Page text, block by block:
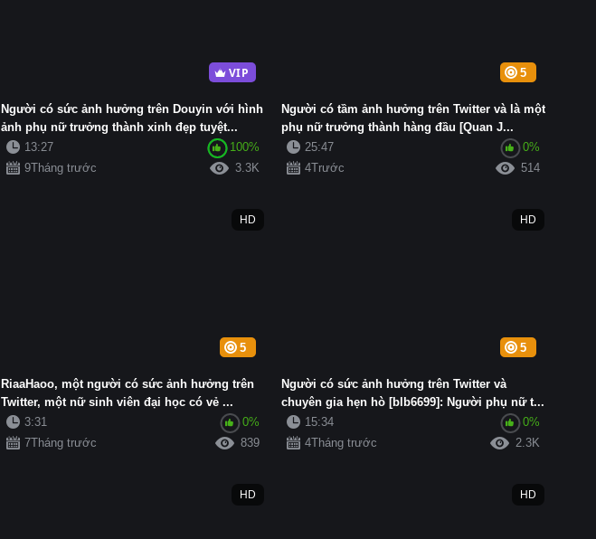
VIP
Người có sức ảnh hưởng trên Douyin với hình
ảnh phụ nữ trưởng thành xinh đẹp tuyệt...
13:27
100%
9Tháng trước
3.3K
5
Người có tầm ảnh hưởng trên Twitter và là một
phụ nữ trưởng thành hàng đầu [Quan J...
25:47
0%
4Trước
514
5
HD
RiaaHaoo, một người có sức ảnh hưởng trên
Twitter, một nữ sinh viên đại học có vẻ ...
3:31
0%
7Tháng trước
839
5
HD
Người có sức ảnh hưởng trên Twitter và
chuyên gia hẹn hò [blb6699]: Người phụ nữ t...
15:34
0%
4Tháng trước
2.3K
HD HD